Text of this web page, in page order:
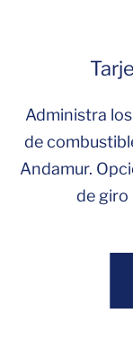
Administra
de
Andamur.
de giro